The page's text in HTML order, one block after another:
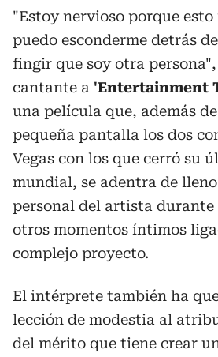
"Estoy nervioso porque
puedo esconderme detrás
fingir que soy otra
cantante a 'Entertainment
una película que, además
pequeña pantalla los dos
Vegas con los que cerró su
mundial, se adentra de
personal del artista durante
otros momentos íntimos
complejo proyecto.
El intérprete también ha
lección de modestia al
del mérito que tiene crear